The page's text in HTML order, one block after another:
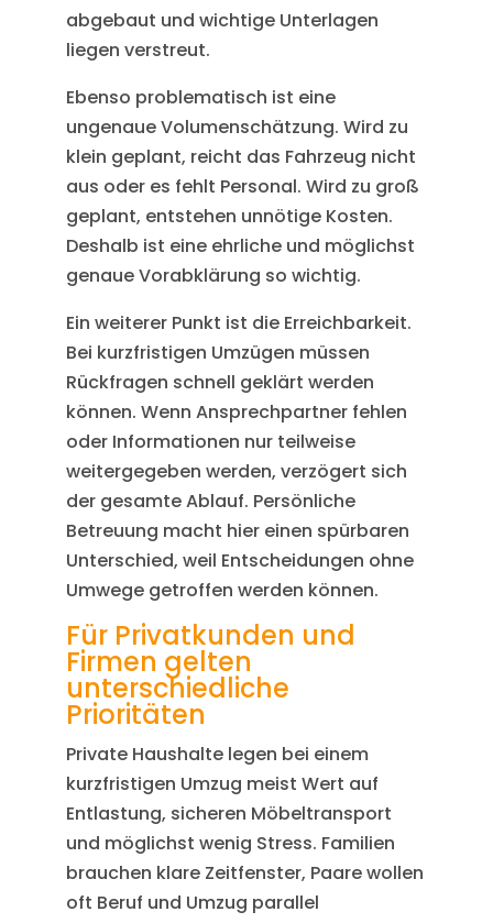
abgebaut und wichtige Unterlagen
liegen verstreut.
Ebenso problematisch ist eine
ungenaue Volumenschätzung. Wird zu
klein geplant, reicht das Fahrzeug nicht
aus oder es fehlt Personal. Wird zu groß
geplant, entstehen unnötige Kosten.
Deshalb ist eine ehrliche und möglichst
genaue Vorabklärung so wichtig.
Ein weiterer Punkt ist die Erreichbarkeit.
Bei kurzfristigen Umzügen müssen
Rückfragen schnell geklärt werden
können. Wenn Ansprechpartner fehlen
oder Informationen nur teilweise
weitergegeben werden, verzögert sich
der gesamte Ablauf. Persönliche
Betreuung macht hier einen spürbaren
Unterschied, weil Entscheidungen ohne
Umwege getroffen werden können.
Für Privatkunden und
Firmen gelten
unterschiedliche
Prioritäten
Private Haushalte legen bei einem
kurzfristigen Umzug meist Wert auf
Entlastung, sicheren Möbeltransport
und möglichst wenig Stress. Familien
brauchen klare Zeitfenster, Paare wollen
oft Beruf und Umzug parallel